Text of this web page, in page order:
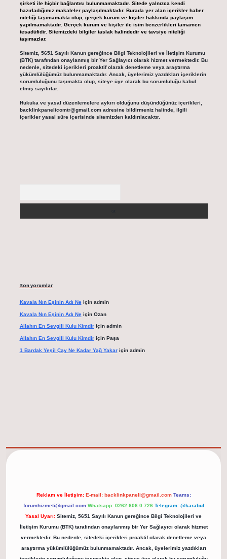
şirketi ile hiçbir bağlantısı bulunmamaktadır. Sitede yalnızca kendi
hazırladığımız makaleler paylaşılmaktadır. Burada yer alan içerikler haber
niteliği taşımamakta olup, gerçek kurum ve kişiler hakkında paylaşım
yapılmamaktadır. Gerçek kurum ve kişiler ile isim benzerlikleri tamamen
tesadüfidir. Sitemizdeki bilgiler taslak halindedir ve tavsiye niteliği
taşımazlar.
Sitemiz, 5651 Sayılı Kanun gereğince Bilgi Teknolojileri ve İletişim Kurumu
(BTK) tarafından onaylanmış bir Yer Sağlayıcı olarak hizmet vermektedir. Bu
nedenle, sitedeki içerikleri proaktif olarak denetleme veya araştırma
yükümlülüğümüz bulunmamaktadır. Ancak, üyelerimiz yazdıkları içeriklerin
sorumluluğunu taşımakta olup, siteye üye olarak bu sorumluluğu kabul
etmiş sayılırlar.
Hukuka ve yasal düzenlemelere aykırı olduğunu düşündüğünüz içerikleri,
backlinkpanelicomtr@gmail.comadresine bildirmeniz halinde, ilgili
içerikler yasal süre içerisinde sitemizden kaldırılacaktır.
Son yorumlar
Kavala Nın Eşinin Adı Neiçin admin
Kavala Nın Eşinin Adı Neiçin Ozan
Allahın En Sevgili Kulu Kimdiriçin admin
Allahın En Sevgili Kulu Kimdiriçin Paşa
1 Bardak Yeşil Çay Ne Kadar Yağ Yakariçin admin
Reklam ve İletişim: E-mail: backlinkpaneli@gmail.com Teams:
forumhizmeti@gmail.com Whatsapp: 0262 606 0 726 Telegram: @karabul
Yasal Uyarı: Sitemiz, 5651 Sayılı Kanun gereğince Bilgi Teknolojileri ve
İletişim Kurumu (BTK) tarafından onaylanmış bir Yer Sağlayıcı olarak hizmet
vermektedir. Bu nedenle, sitedeki içerikleri proaktif olarak denetleme veya
araştırma yükümlülüğümüz bulunmamaktadır. Ancak, üyelerimiz yazdıkları